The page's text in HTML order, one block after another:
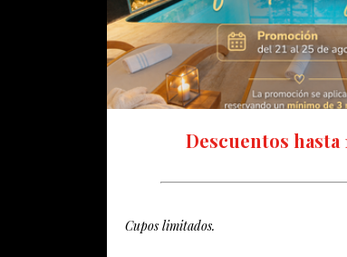
Descuentos hasta
Cupos limitados.